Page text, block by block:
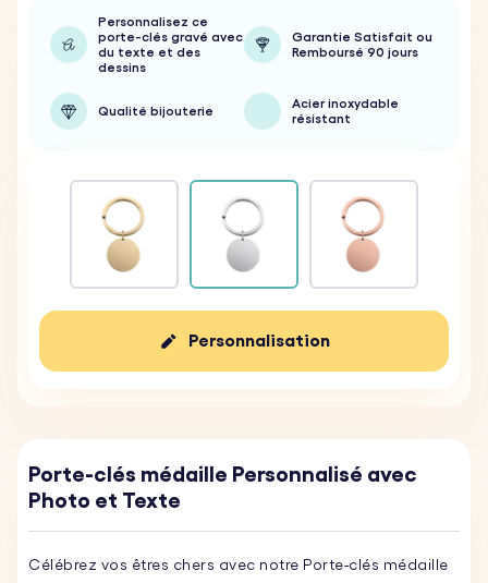
Personnalisez ce
porte-clés gravé avec
du texte et des
dessins
Garantie Satisfait ou
Remboursé 90 jours
Qualité bijouterie
Acier inoxydable
résistant
Personnalisation
Porte-clés médaille Personnalisé avec
Photo et Texte
Célébrez vos êtres chers avec notre Porte-clés médaille